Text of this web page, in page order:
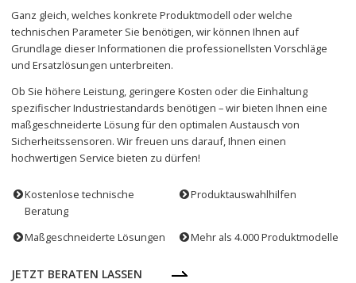
Ganz gleich, welches konkrete Produktmodell oder welche
technischen Parameter Sie benötigen, wir können Ihnen auf
Grundlage dieser Informationen die professionellsten Vorschläge
und Ersatzlösungen unterbreiten.
Ob Sie höhere Leistung, geringere Kosten oder die Einhaltung
spezifischer Industriestandards benötigen – wir bieten Ihnen eine
maßgeschneiderte Lösung für den optimalen Austausch von
Sicherheitssensoren. Wir freuen uns darauf, Ihnen einen
hochwertigen Service bieten zu dürfen!
Kostenlose technische
Beratung
Produktauswahlhilfen
Maßgeschneiderte Lösungen Mehr als 4.000 Produktmodelle
JETZT BERATEN LASSEN